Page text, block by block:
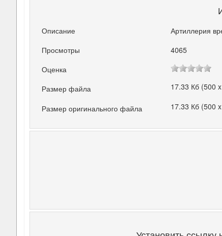
Описание
Артиллерия
Просмотры
4065
Оценка
Размер файла
17.33 Кб (500
Размер оригинального файла 17.33 Кб (500